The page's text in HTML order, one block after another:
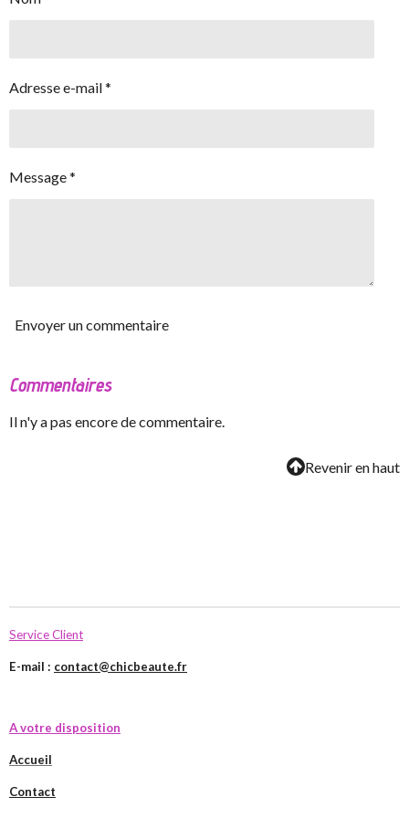
Adresse e-mail *
Message *
Envoyer un commentaire
Commentaires
Il n'y a pas encore de commentaire.
Revenir en haut
Service Client
E-mail : contact@chicbeaute.fr
A votre disposition
Accueil
Contact